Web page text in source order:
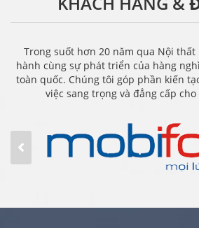
Trong suốt hơn 20 năm qua Nội
hành cùng sự phát triển của hàng
toàn quốc. Chúng tôi góp phần kiến
việc sang trọng và đẳng cấp